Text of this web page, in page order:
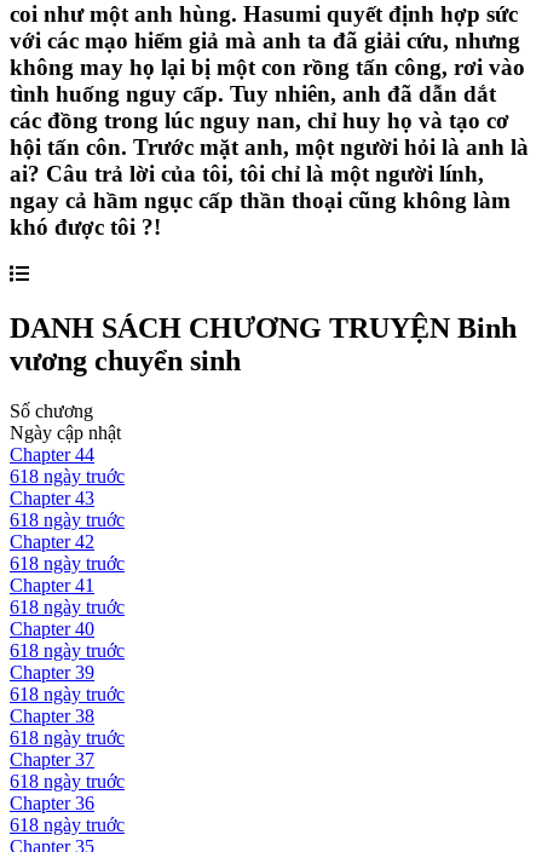
coi như một anh hùng. Hasumi quyết định hợp sức
với các mạo hiểm giả mà anh ta đã giải cứu, nhưng
không may họ lại bị một con rồng tấn công, rơi vào
tình huống nguy cấp. Tuy nhiên, anh đã dẫn dắt
các đồng trong lúc nguy nan, chỉ huy họ và tạo cơ
hội tấn côn. Trước mặt anh, một người hỏi là anh là
ai? Câu trả lời của tôi, tôi chỉ là một người lính,
ngay cả hầm ngục cấp thần thoại cũng không làm
khó được tôi ?!
DANH SÁCH CHƯƠNG TRUYỆN Binh
vương chuyển sinh
Số chương
Ngày cập nhật
Chapter44
618 ngày truớc
Chapter43
618 ngày truớc
Chapter42
618 ngày truớc
Chapter41
618 ngày truớc
Chapter40
618 ngày truớc
Chapter39
618 ngày truớc
Chapter38
618 ngày truớc
Chapter37
618 ngày truớc
Chapter36
618 ngày truớc
Chapter35